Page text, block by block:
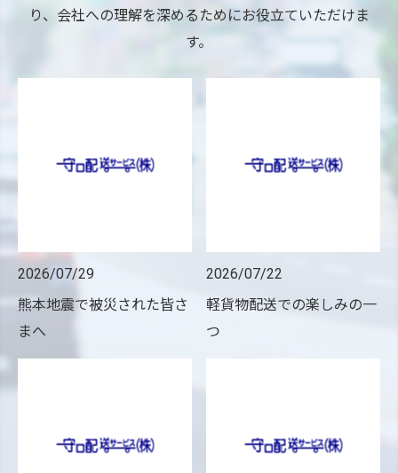
り、会社への理解を深めるためにお役立ていただけま
す。
2026/07/29
熊本地震で被災された皆さ
まへ
2026/07/22
軽貨物配送での楽しみの一
つ